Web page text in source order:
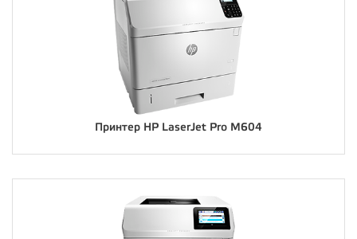
Принтер HP LaserJet Pro M604